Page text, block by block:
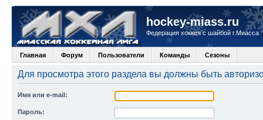
hockey-miass.ru
Федерация хоккея с шайбой г.Миасса
Главная Форум Пользователи Команды Сезоны
Для просмотра этого раздела вы должны быть
Имя или e-mail:
Пароль: